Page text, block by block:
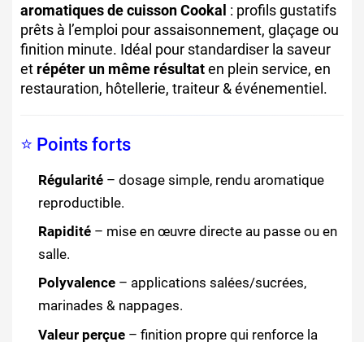
aromatiques de cuisson Cookal : profils gustatifs
prêts à l’emploi pour assaisonnement, glaçage ou
finition minute. Idéal pour standardiser la saveur
et répéter un même résultaten plein service, en
restauration, hôtellerie, traiteur & événementiel.
⭐ Points forts
Régularité – dosage simple, rendu aromatique
reproductible.
Rapidité – mise en œuvre directe au passe ou en
salle.
Polyvalence – applications salées/sucrées,
marinades & nappages.
Valeur perçue – finition propre qui renforce la